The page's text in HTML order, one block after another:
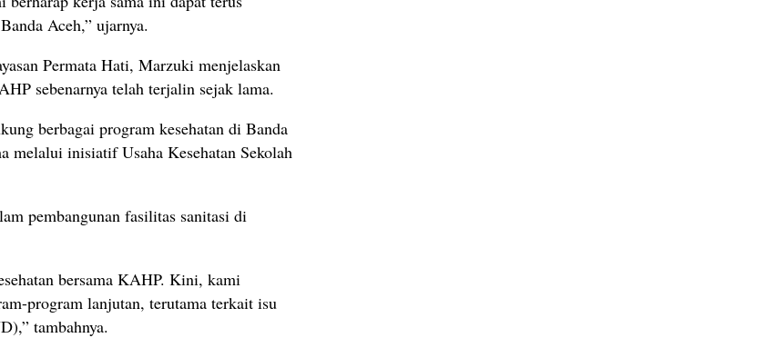
Aceh,” ujarnya.
Permata Hati, Marzuki menjelaskan
sebenarnya telah terjalin sejak lama.
berbagai program kesehatan di Banda
melalui inisiatif Usaha Kesehatan Sekolah
pembangunan fasilitas sanitasi di
bersama KAHP. Kini, kami
program lanjutan, terutama terkait isu
tambahnya.